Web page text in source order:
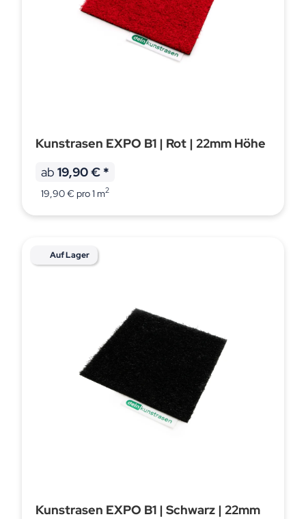
Kunstrasen EXPO B1 | Rot | 22mm Höhe
ab 19,90 € *
19,90 € pro 1 m2
Auf Lager
Kunstrasen EXPO B1 | Schwarz | 22mm